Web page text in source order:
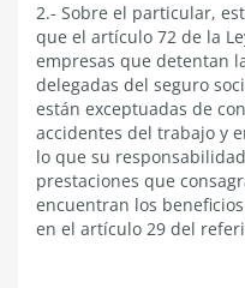
2.- Sobre el particular,
que el artículo 72 de la
empresas que detentan
delegadas del seguro
están exceptuadas de
accidentes del trabajo y
lo que su
prestaciones que
encuentran los
en el artículo 29 del